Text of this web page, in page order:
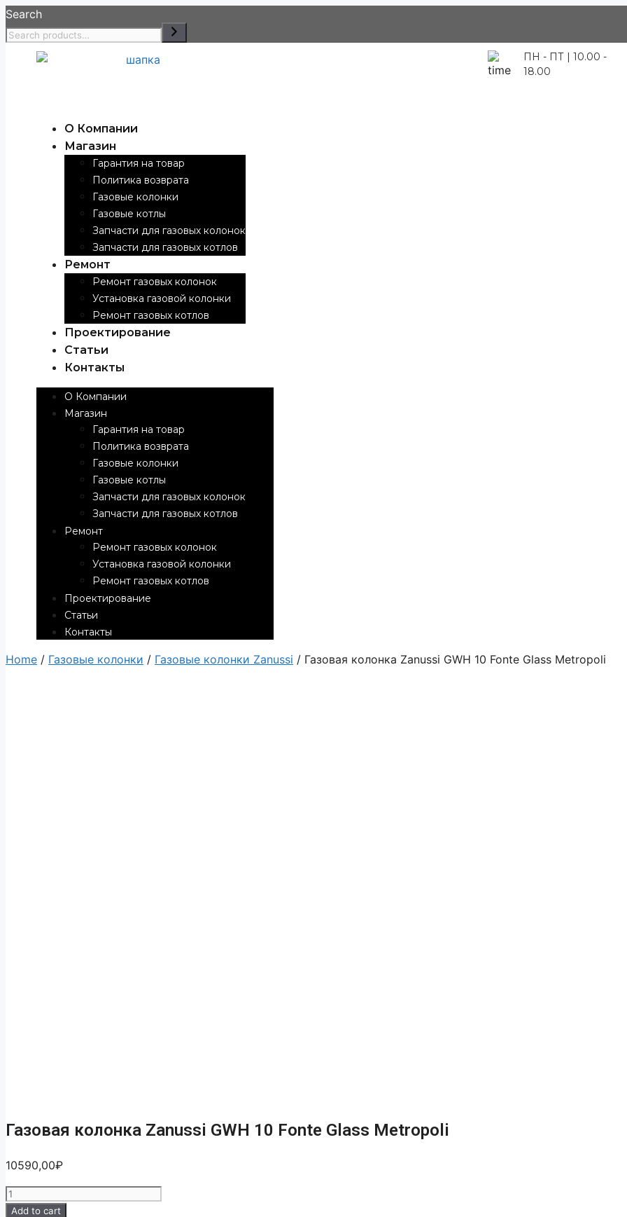
Search
ПН - ПТ | 10.00 -
18.00
О Компании
Магазин
Гарантия на товар
Политика возврата
Газовые колонки
Газовые котлы
Запчасти для газовых колонок
Запчасти для газовых котлов
Ремонт
Ремонт газовых колонок
Установка газовой колонки
Ремонт газовых котлов
Проектирование
Статьи
Контакты
О Компании
Магазин
Гарантия на товар
Политика возврата
Газовые колонки
Газовые котлы
Запчасти для газовых колонок
Запчасти для газовых котлов
Ремонт
Ремонт газовых колонок
Установка газовой колонки
Ремонт газовых котлов
Проектирование
Статьи
Контакты
Home / Газовые колонки / Газовые колонки Zanussi / Газовая колонка Zanussi GWH 10 Fonte Glass Metropoli
Газовая колонка Zanussi GWH 10 Fonte Glass Metropoli
10590,00₽
Add to cart